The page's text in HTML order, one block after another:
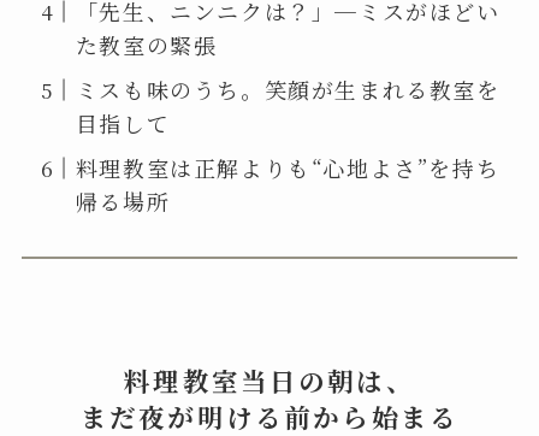
「先生、ニンニクは？」─ミスがほどい
た教室の緊張
ミスも味のうち。笑顔が生まれる教室を
目指して
料理教室は正解よりも“心地よさ”を持ち
帰る場所
料理教室当日の朝は、
まだ夜が明ける前から始まる